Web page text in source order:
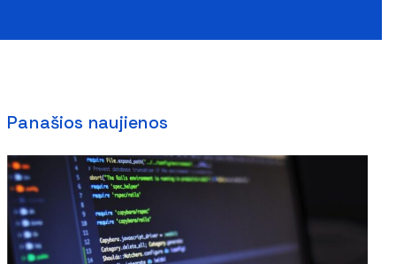
Panašios naujienos